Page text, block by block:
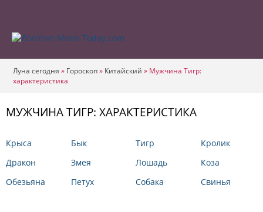
Луна сегодня » Гороскоп» Китайский » Мужчина Тигр:
характеристика
МУЖЧИНА ТИГР: ХАРАКТЕРИСТИКА
Крыса Бык Тигр
Кролик
Дракон
Змея Лошадь
Коза
Обезьяна
Петух Собака Свинья